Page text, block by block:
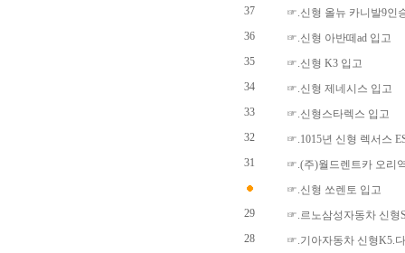
37
☞.신형 올뉴 카니발9인
36
☞.신형 아반떼ad 입고
35
☞.신형 K3 입고
34
☞.신형 제네시스 입고
33
☞.신형스타렉스 입고
32
☞.1015년 신형 렉서스
31
☞.(주)월드렌트카 오리
☞.신형 쏘렌토 입고
29
☞.르노삼성자동차 신형
28
☞.기아자동차 신형K5.